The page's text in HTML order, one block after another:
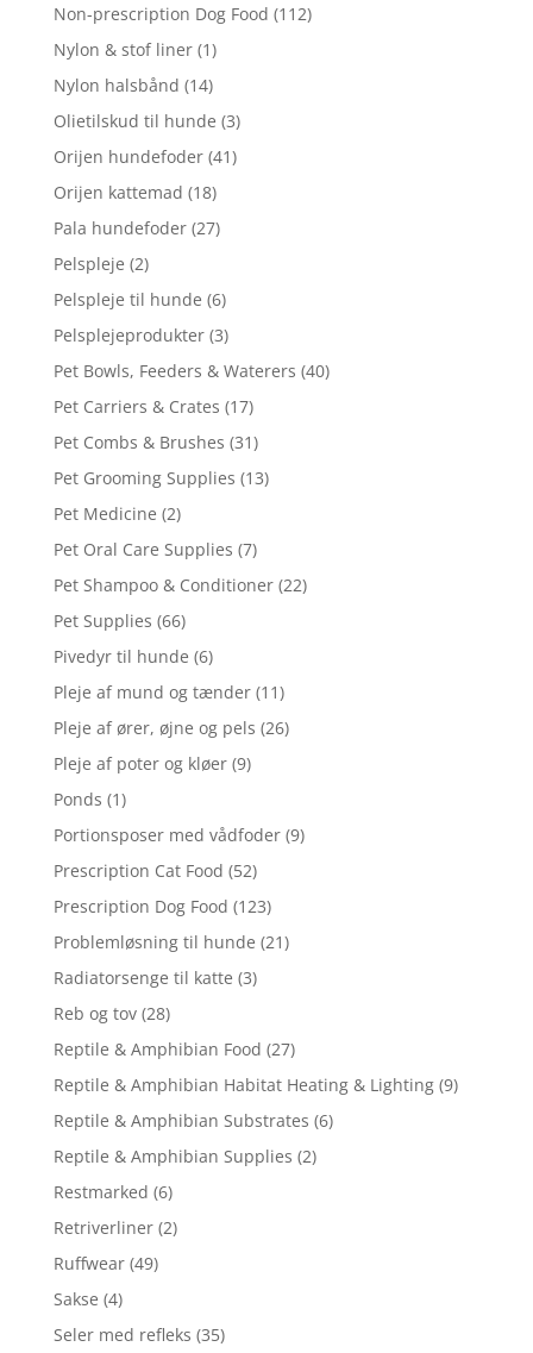
Non-prescription Dog Food (112)
Nylon & stof liner (1)
Nylon halsbånd (14)
Olietilskud til hunde (3)
Orijen hundefoder (41)
Orijen kattemad (18)
Pala hundefoder (27)
Pelspleje (2)
Pelspleje til hunde (6)
Pelsplejeprodukter (3)
Pet Bowls, Feeders & Waterers (40)
Pet Carriers & Crates (17)
Pet Combs & Brushes (31)
Pet Grooming Supplies (13)
Pet Medicine (2)
Pet Oral Care Supplies (7)
Pet Shampoo & Conditioner (22)
Pet Supplies (66)
Pivedyr til hunde (6)
Pleje af mund og tænder (11)
Pleje af ører, øjne og pels (26)
Pleje af poter og kløer (9)
Ponds (1)
Portionsposer med vådfoder (9)
Prescription Cat Food (52)
Prescription Dog Food (123)
Problemløsning til hunde (21)
Radiatorsenge til katte (3)
Reb og tov (28)
Reptile & Amphibian Food (27)
Reptile & Amphibian Habitat Heating & Lighting (9)
Reptile & Amphibian Substrates (6)
Reptile & Amphibian Supplies (2)
Restmarked (6)
Retriverliner (2)
Ruffwear (49)
Sakse (4)
Seler med refleks (35)